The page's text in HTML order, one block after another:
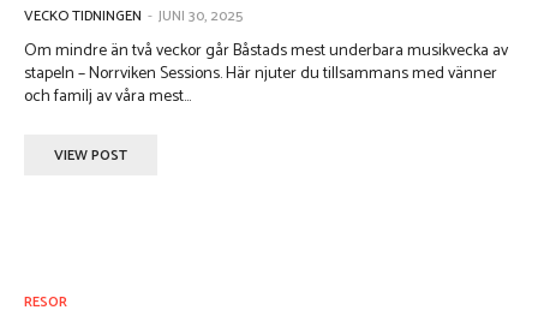
VECKO TIDNINGEN - JUNI 30, 2025
Om mindre än två veckor går Båstads mest underbara musikvecka av
stapeln – Norrviken Sessions. Här njuter du tillsammans med vänner
och familj av våra mest...
VIEW POST
RESOR